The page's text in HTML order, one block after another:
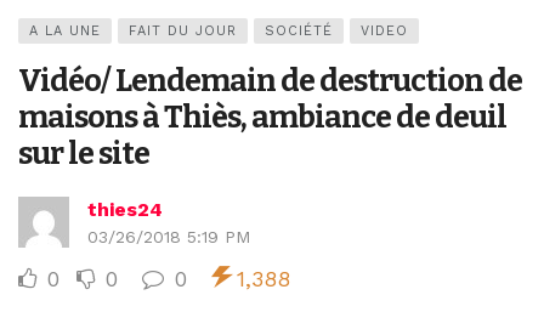
A LA UNE FAIT DU JOUR SOCIÉTÉ VIDEO
Vidéo/ Lendemain de destruction de
maisons à Thiès, ambiance de deuil
sur le site
thies24
03/26/2018 5:19 PM
0 0 0 1,388